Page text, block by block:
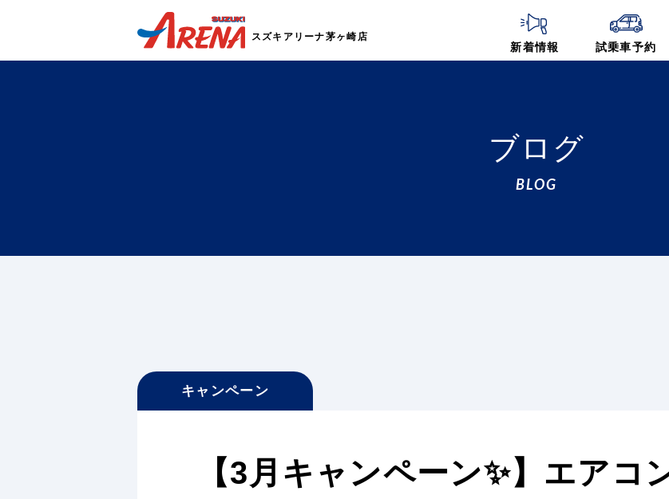
スズキアリーナ茅ヶ崎店
新着情報 試乗車予約
ブログ
BLOG
キャンペーン
【3月キャンペーン✨】エアコ